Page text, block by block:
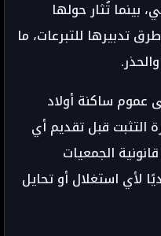
بينما تُثار حولها
تدبيرها للتبرعات، ما
عموم ساكنة أولاد
التثبت قبل تقديم أي
الجمعيات
لأي استغلال أو تحايل